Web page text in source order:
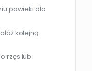
powieki dla
kolejną
rzęs lub